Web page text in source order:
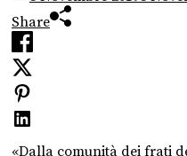
Share
«Dalla comunità dei frati